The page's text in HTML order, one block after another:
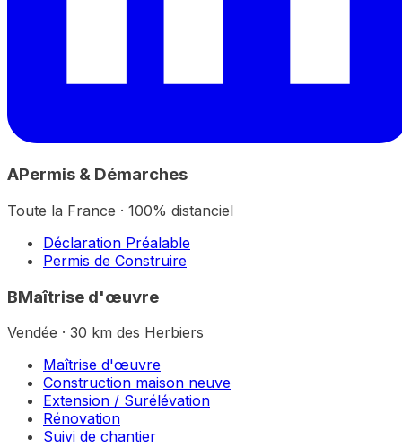
APermis & Démarches
Toute la France · 100% distanciel
Déclaration Préalable
Permis de Construire
BMaîtrise d'œuvre
Vendée · 30 km des Herbiers
Maîtrise d'œuvre
Construction maison neuve
Extension / Surélévation
Rénovation
Suivi de chantier